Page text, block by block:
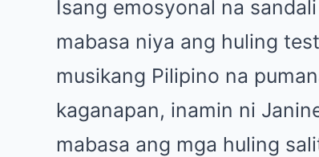
Isang emosyonal na
mabasa niya ang huling
musikang Pilipino na
kaganapan, inamin ni
mabasa ang mga huling